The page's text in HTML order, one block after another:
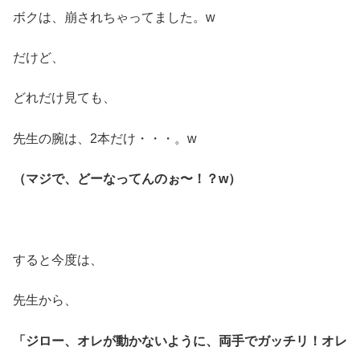
ボクは、崩されちゃってました。w
だけど、
どれだけ見ても、
先生の腕は、2本だけ・・・。w
（マジで、どーなってんのぉ〜！？w）
すると今度は、
先生から、
「ジロー、オレが動かないように、両手でガッチリ！オレ